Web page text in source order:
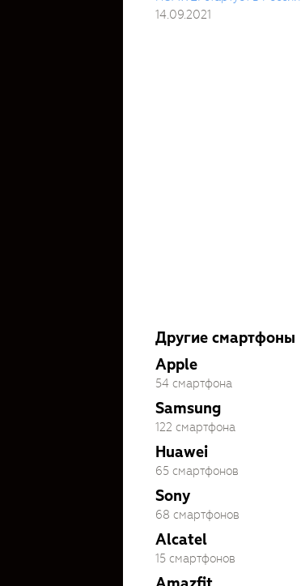
14.09.2021
Другие смартфоны
Apple
54 смартфона
Samsung
122 смартфона
Huawei
65 смартфонов
Sony
68 смартфонов
Alcatel
15 смартфонов